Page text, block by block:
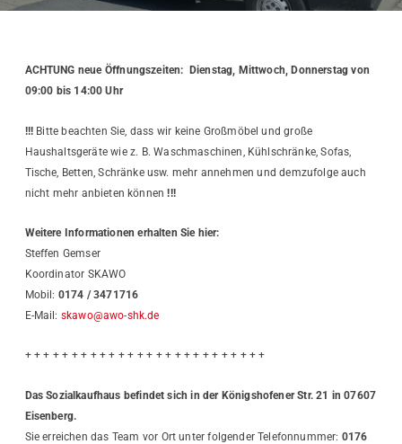
ACHTUNG neue Öffnungszeiten: Dienstag, Mittwoch, Donnerstag von
09:00 bis 14:00 Uhr
!!! Bitte beachten Sie, dass wir keine Großmöbel und große
Haushaltsgeräte wie z. B. Waschmaschinen, Kühlschränke, Sofas,
Tische, Betten, Schränke usw. mehr annehmen und demzufolge auch
nicht mehr anbieten können!!!
Weitere Informationen erhalten Sie hier:
Steffen Gemser
Koordinator SKAWO
Mobil: 0174 / 3471716
E-Mail: skawo@awo-shk.de
+ + + + + + + + + + + + + + + + + + + + + + + + + +
Das Sozialkaufhaus befindet sich in der Königshofener Str. 21 in 07607
Eisenberg.
Sie erreichen das Team vor Ort unter folgender Telefonnummer: 0176